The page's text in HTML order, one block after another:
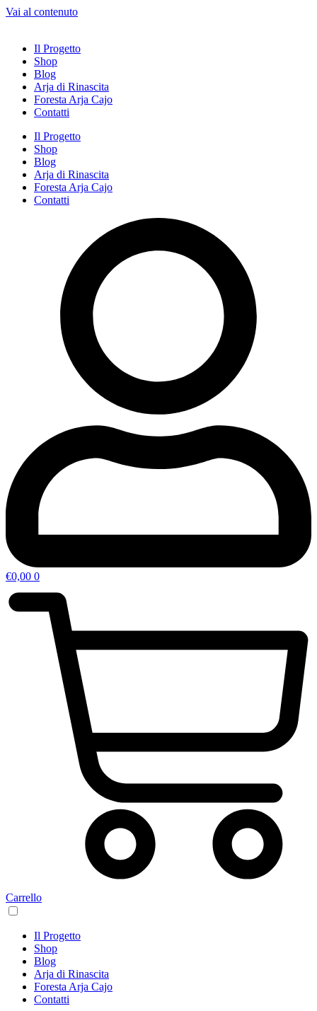
Vai al contenuto
Il Progetto
Shop
Blog
Arja di Rinascita
Foresta Arja Cajo
Contatti
Il Progetto
Shop
Blog
Arja di Rinascita
Foresta Arja Cajo
Contatti
€0,00 0
Carrello
Il Progetto
Shop
Blog
Arja di Rinascita
Foresta Arja Cajo
Contatti